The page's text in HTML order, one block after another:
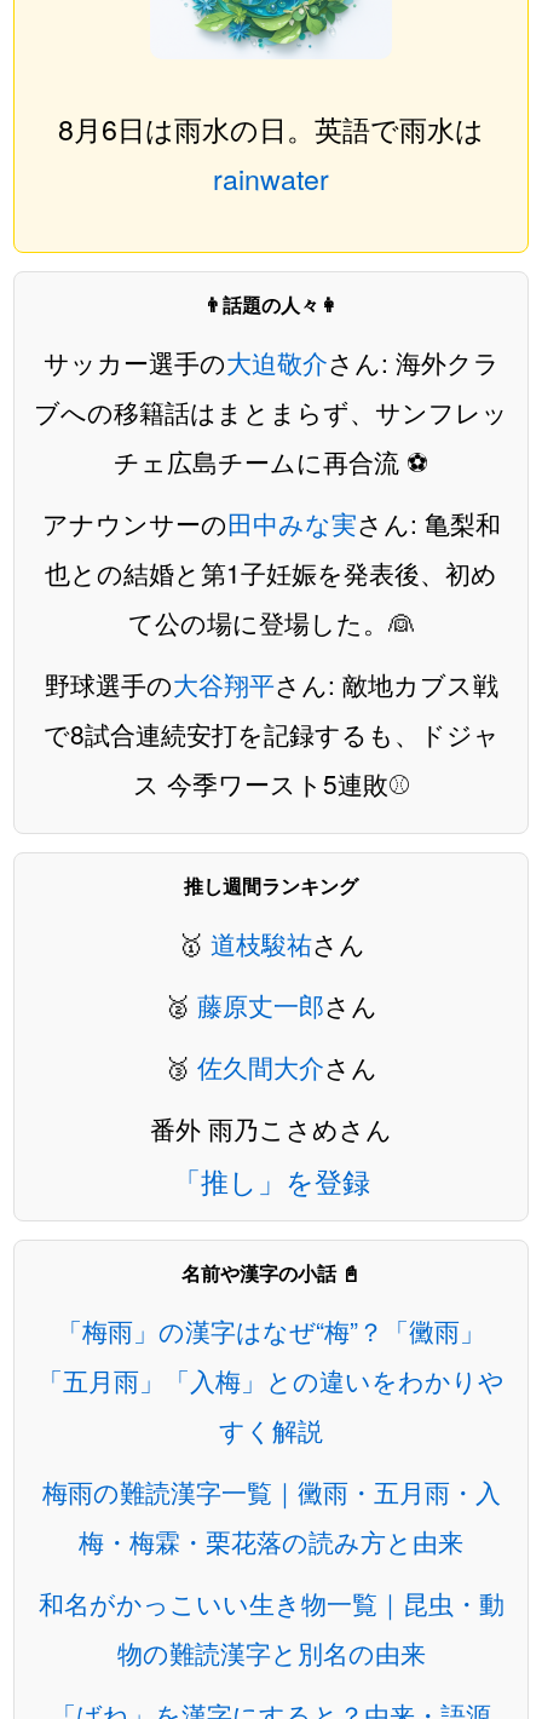
8月6日は雨水の日。英語で雨水は
rainwater
👨話題の人々👩
サッカー選手の大迫敬介さん: 海外クラ
ブへの移籍話はまとまらず、サンフレッ
チェ広島チームに再合流 ⚽️
アナウンサーの田中みな実さん: 亀梨和
也との結婚と第1子妊娠を発表後、初め
て公の場に登場した。👰
野球選手の大谷翔平さん: 敵地カブス戦
で8試合連続安打を記録するも、ドジャ
ス 今季ワースト5連敗⚾️
推し週間ランキング
🥇 道枝駿祐さん
🥈 藤原丈一郎さん
🥉 佐久間大介さん
番外 雨乃こさめさん
「推し」を登録
名前や漢字の小話 📓
「梅雨」の漢字はなぜ“梅”？「黴雨」
「五月雨」「入梅」との違いをわかりや
すく解説
梅雨の難読漢字一覧｜黴雨・五月雨・入
梅・梅霖・栗花落の読み方と由来
和名がかっこいい生き物一覧｜昆虫・動
物の難読漢字と別名の由来